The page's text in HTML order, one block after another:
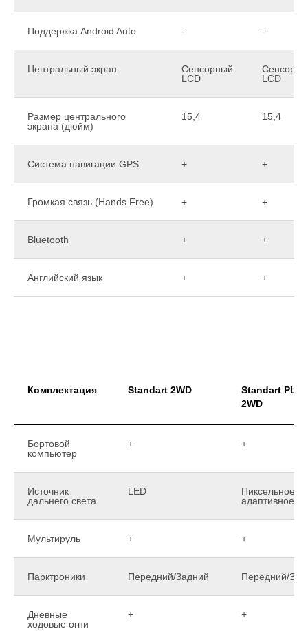
Поддержка Android Auto - -
Центральный экран
Сенсорный
LCD
LCD
Размер центрального
экрана (дюйм)
15,4 15,4
Система навигации GPS + +
Громкая связь (Hands Free) + +
Bluetooth + +
Английский язык + +
Комплектация Standart 2WD
Standart
2WD
Бортовой
компьютер
+ +
Источник
дальнего света
LED
Пиксельное
адаптивное
Мультируль + +
Парктроники Передний/Задний Передний/
Дневные
ходовые огни
+ +